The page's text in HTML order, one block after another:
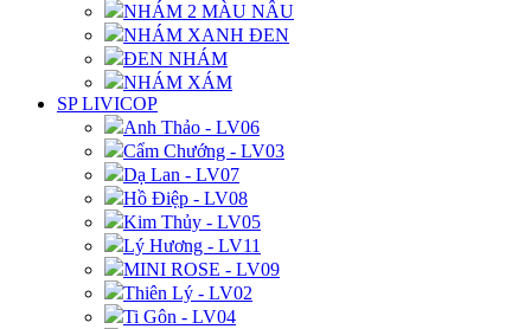
NHÁM 2 MÀU NÂU
NHÁM XANH ĐEN
ĐEN NHÁM
NHÁM XÁM
SP LIVICOP
Anh Thảo - LV06
Cẩm Chướng - LV03
Dạ Lan - LV07
Hồ Điệp - LV08
Kim Thủy - LV05
Lý Hương - LV11
MINI ROSE - LV09
Thiên Lý - LV02
Ti Gôn - LV04